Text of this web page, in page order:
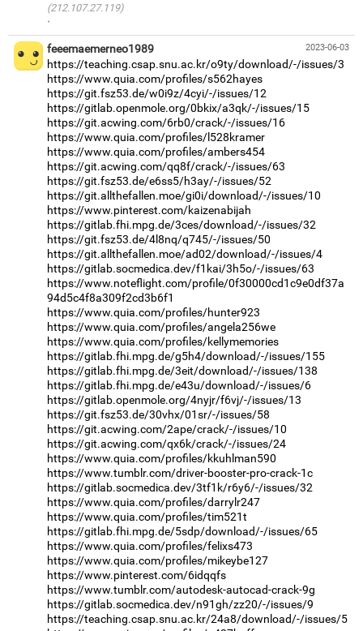
(212.107.27.119)
·
2023-06-03
feeemaemerneo1989
https://teaching.csap.snu.ac.kr/o9ty/download/-/issues/3
https://www.quia.com/profiles/s562hayes
https://git.fsz53.de/w0i9z/4cyi/-/issues/12
https://gitlab.openmole.org/0bkix/a3qk/-/issues/15
https://git.acwing.com/6rb0/crack/-/issues/16
https://www.quia.com/profiles/l528kramer
https://www.quia.com/profiles/ambers454
https://git.acwing.com/qq8f/crack/-/issues/63
https://git.fsz53.de/e6ss5/h3ay/-/issues/52
https://git.allthefallen.moe/gi0i/download/-/issues/10
https://www.pinterest.com/kaizenabijah
https://gitlab.fhi.mpg.de/3ces/download/-/issues/32
https://git.fsz53.de/4l8nq/q745/-/issues/50
https://git.allthefallen.moe/ad02/download/-/issues/4
https://gitlab.socmedica.dev/f1kai/3h5o/-/issues/63
https://www.noteflight.com/profile/0f30000cd1c9e0df37a
94d5c4f8a309f2cd3b6f1
https://www.quia.com/profiles/hunter923
https://www.quia.com/profiles/angela256we
https://www.quia.com/profiles/kellymemories
https://gitlab.fhi.mpg.de/g5h4/download/-/issues/155
https://gitlab.fhi.mpg.de/3eit/download/-/issues/138
https://gitlab.fhi.mpg.de/e43u/download/-/issues/6
https://gitlab.openmole.org/4nyjr/f6vj/-/issues/13
https://git.fsz53.de/30vhx/01sr/-/issues/58
https://git.acwing.com/2ape/crack/-/issues/10
https://git.acwing.com/qx6k/crack/-/issues/24
https://www.quia.com/profiles/kkuhlman590
https://www.tumblr.com/driver-booster-pro-crack-1c
https://gitlab.socmedica.dev/3tf1k/r6y6/-/issues/32
https://www.quia.com/profiles/darrylr247
https://www.quia.com/profiles/tim521t
https://gitlab.fhi.mpg.de/5sdp/download/-/issues/65
https://www.quia.com/profiles/felixs473
https://www.quia.com/profiles/mikeybe127
https://www.pinterest.com/6idqqfs
https://www.tumblr.com/autodesk-autocad-crack-9g
https://gitlab.socmedica.dev/n91gh/zz20/-/issues/9
https://teaching.csap.snu.ac.kr/24a8/download/-/issues/5